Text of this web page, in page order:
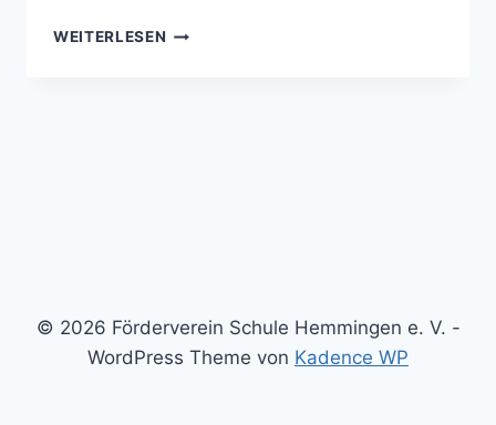
WEITERLESEN HELLO
© 2026 Förderverein Schule Hemmingen e. V. -
WordPress Theme von Kadence WP